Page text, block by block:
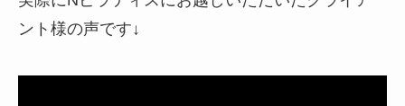
ント様の声です↓